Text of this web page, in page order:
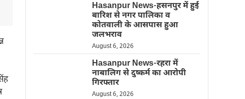
Hasanpur News-हसनपुर में हुई
बारिश से नगर पालिका व
कोतवाली के आसपास हुआ
जलभराव
August 6, 2026
Hasanpur News-रहरा में
नाबालिग से दुष्कर्म का आरोपी
गिरफ्तार
August 6, 2026